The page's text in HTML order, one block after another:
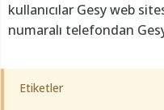
kullanıcılar Gesy web
numaralı telefondan
Etiketler